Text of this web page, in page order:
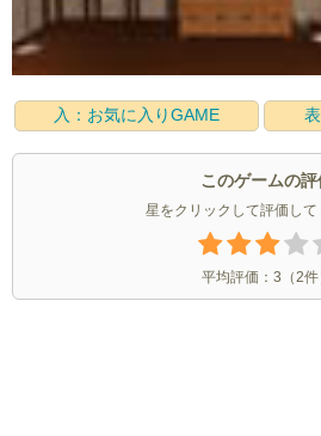
入：お気に入りGAME
このゲームの評
星をクリックして評価して
平均評価： 3 （2件